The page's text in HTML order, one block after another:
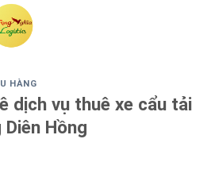
HÀNG
dịch vụ thuê xe cẩu tải
Hồng